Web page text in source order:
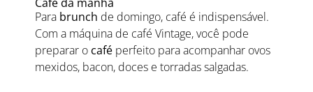
Para brunch de domingo, café é indispensável.
Com a máquina de café Vintage, você pode
preparar o café perfeito para acompanhar ovos
mexidos, bacon, doces e torradas salgadas.